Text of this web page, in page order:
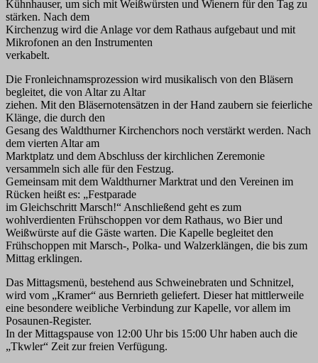
Kühnhauser, um sich mit Weißwürsten und Wienern für den Tag zu
stärken. Nach dem
Kirchenzug wird die Anlage vor dem Rathaus aufgebaut und mit
Mikrofonen an den Instrumenten
verkabelt.
Die Fronleichnamsprozession wird musikalisch von den Bläsern
begleitet, die von Altar zu Altar
ziehen. Mit den Bläsernotensätzen in der Hand zaubern sie feierliche
Klänge, die durch den
Gesang des Waldthurner Kirchenchors noch verstärkt werden. Nach
dem vierten Altar am
Marktplatz und dem Abschluss der kirchlichen Zeremonie
versammeln sich alle für den Festzug.
Gemeinsam mit dem Waldthurner Marktrat und den Vereinen im
Rücken heißt es: „Festparade
im Gleichschritt Marsch!“ Anschließend geht es zum
wohlverdienten Frühschoppen vor dem Rathaus, wo Bier und
Weißwürste auf die Gäste warten. Die Kapelle begleitet den
Frühschoppen mit Marsch-, Polka- und Walzerklängen, die bis zum
Mittag erklingen.
Das Mittagsmenü, bestehend aus Schweinebraten und Schnitzel,
wird vom „Kramer“ aus Bernrieth geliefert. Dieser hat mittlerweile
eine besondere weibliche Verbindung zur Kapelle, vor allem im
Posaunen-Register.
In der Mittagspause von 12:00 Uhr bis 15:00 Uhr haben auch die
„Tkwler“ Zeit zur freien Verfügung.